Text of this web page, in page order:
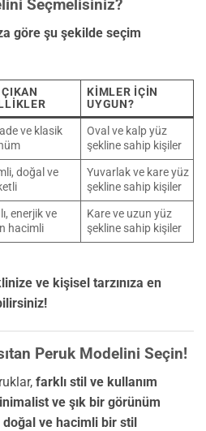
Seçmelisiniz?
göre şu şekilde seçim
KIMLER İÇIN
UYGUN?
ve klasik
Oval ve kalp yüz
şekline sahip kişiler
doğal ve
Yuvarlak ve kare yüz
şekline sahip kişiler
enerjik ve
hacimli
Kare ve uzun yüz
şekline sahip kişiler
ve kişisel tarzınıza en
Peruk Modelini Seçin!
farklı stil ve kullanım
ve şık bir görünüm
doğal ve hacimli bir stil